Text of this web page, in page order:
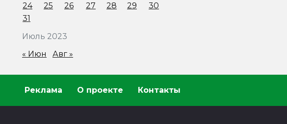
Июль 2023
24
25 26 27 28 29
30
31
« Июн Авг »
Реклама О проекте Контакты